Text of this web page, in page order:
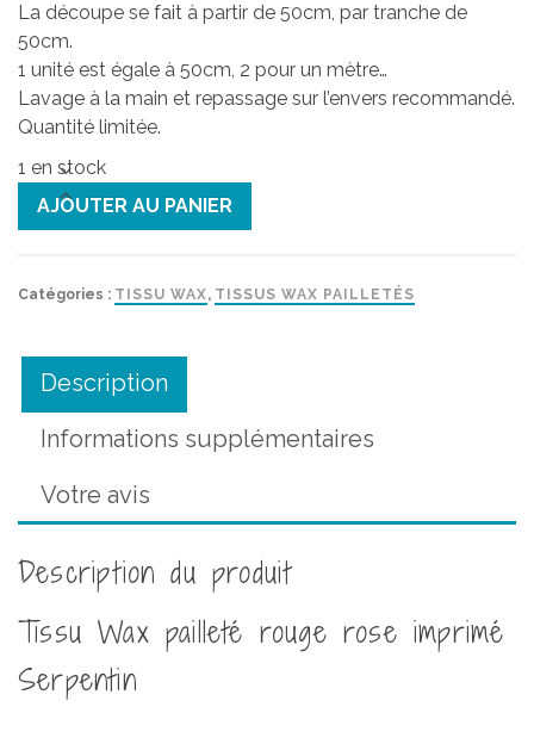
La découpe se fait à partir de 50cm, par tranche de
50cm.
1 unité est égale à 50cm, 2 pour un mètre…
Lavage à la main et repassage sur l’envers recommandé.
Quantité limitée.
1 en stock
quantité
pailleté
imprimé
Serpentin
AJOUTER AU PANIER
Catégories : TISSU WAX, TISSUS WAX PAILLETÉS
Description
Informations supplémentaires
Votre avis
Description du produit
Tissu Wax pailleté rouge rose imprimé
Serpentin